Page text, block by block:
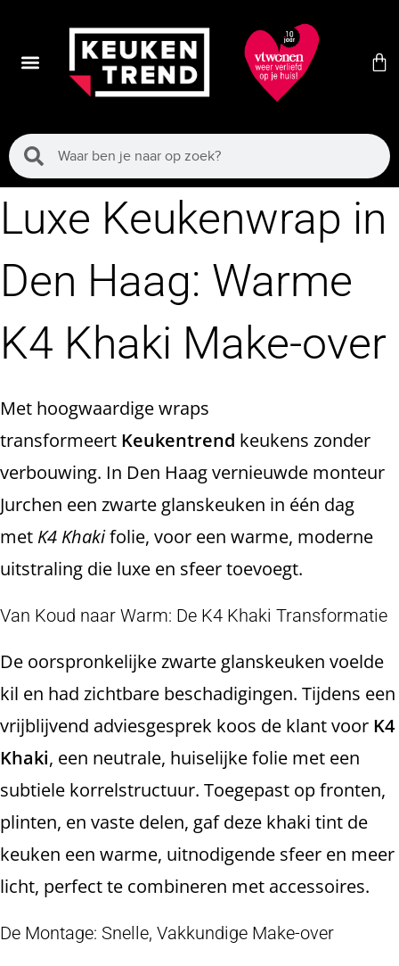
Luxe Keukenwrap in
Den Haag: Warme
K4 Khaki Make-over
Met hoogwaardige wraps
transformeert Keukentrend keukens zonder
verbouwing. In Den Haag vernieuwde monteur
Jurchen een zwarte glanskeuken in één dag
met K4 Khakifolie, voor een warme, moderne
uitstraling die luxe en sfeer toevoegt.
Van Koud naar Warm: De K4 Khaki Transformatie
De oorspronkelijke zwarte glanskeuken voelde
kil en had zichtbare beschadigingen. Tijdens een
vrijblijvend adviesgesprek koos de klant voor K4
Khaki, een neutrale, huiselijke folie met een
subtiele korrelstructuur. Toegepast op fronten,
plinten, en vaste delen, gaf deze khaki tint de
keuken een warme, uitnodigende sfeer en meer
licht, perfect te combineren met accessoires.
De Montage: Snelle, Vakkundige Make-over